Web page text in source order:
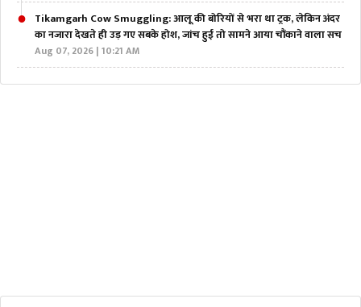
Tikamgarh Cow Smuggling: आलू की बोरियों से भरा था ट्रक, लेकिन अंदर
का नजारा देखते ही उड़ गए सबके होश, जांच हुई तो सामने आया चौंकाने वाला सच
Aug 07, 2026 | 10:21 AM